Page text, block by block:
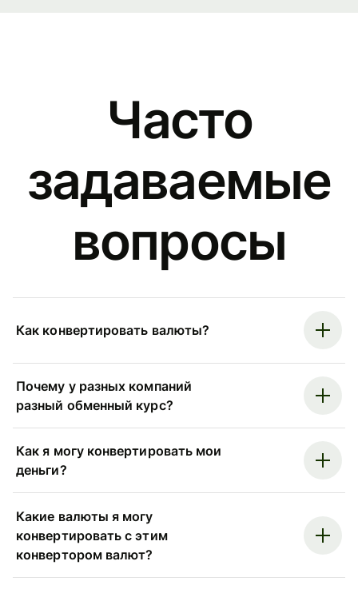
Часто
задаваемые
вопросы
Как конвертировать валюты?
Почему у разных компаний
разный обменный курс?
Как я могу конвертировать мои
деньги?
Какие валюты я могу
конвертировать с этим
конвертором валют?